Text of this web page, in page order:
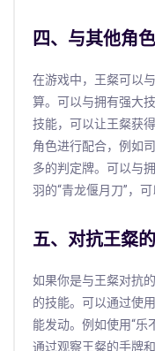
四、与其他角
在游戏中，王粲可以
算。可以与拥有强大
技能，可以让王粲获
角色进行配合，例如
多的判定牌。可以与
羽的“青龙偃月刀”，
五、对抗王粲
如果你是与王粲对抗
的技能。可以通过使
能发动。例如使用“乐
通过观察王粲的手牌